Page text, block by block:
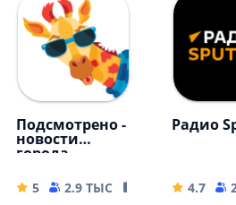
32.98 MB
Подсмотрено -
новости
города
5 2.9 ТЫС
17.36 MB
Радио
4.7